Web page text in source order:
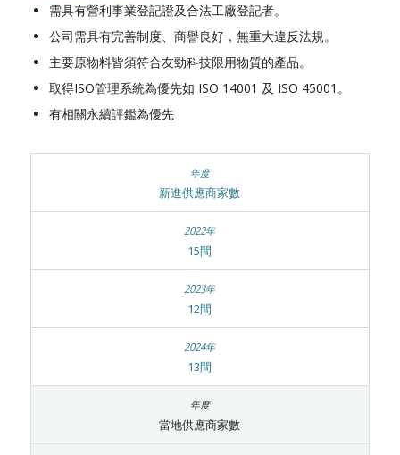
需具有營利事業登記證及合法工廠登記者。
公司需具有完善制度、商譽良好，無重大違反法規。
主要原物料皆須符合友勁科技限用物質的產品。
取得ISO管理系統為優先如 ISO 14001 及 ISO 45001。
有相關永續評鑑為優先
新進供應商家數
15間
12間
13間
當地供應商家數